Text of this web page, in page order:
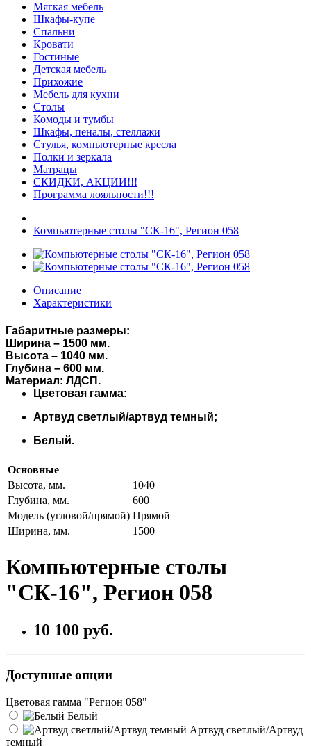
Мягкая мебель
Шкафы-купе
Спальни
Кровати
Гостиные
Детская мебель
Прихожие
Мебель для кухни
Столы
Комоды и тумбы
Шкафы, пеналы, стеллажи
Стулья, компьютерные кресла
Полки и зеркала
Матрацы
СКИДКИ, АКЦИИ!!!
Программа лояльности!!!
Компьютерные столы "СК-16", Регион 058
Описание
Характеристики
Габаритные размеры:
Ширина – 1500 мм.
Высота – 1040 мм.
Глубина – 600 мм.
Материал: ЛДСП.
Цветовая гамма:
Артвуд светлый/артвуд темный;
Белый.
Основные
Высота, мм.
1040
Глубина, мм.
600
Модель (угловой/прямой) Прямой
Ширина, мм.
1500
Компьютерные столы
"СК-16", Регион 058
10 100 руб.
Доступные опции
Цветовая гамма "Регион 058"
Белый
Артвуд светлый/Артвуд
темный